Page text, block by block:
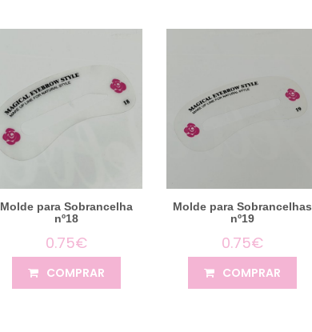
Molde para Sobrancelha
nº18
0.75€
COMPRAR
Molde para Sobrancelhas
nº19
0.75€
COMPRAR